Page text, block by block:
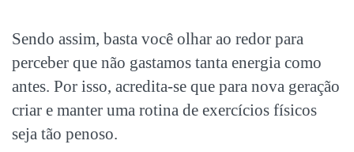
Sendo assim, basta você olhar ao redor para
perceber que não gastamos tanta energia como
antes. Por isso, acredita-se que para nova geração
criar e manter uma rotina de exercícios físicos
seja tão penoso.